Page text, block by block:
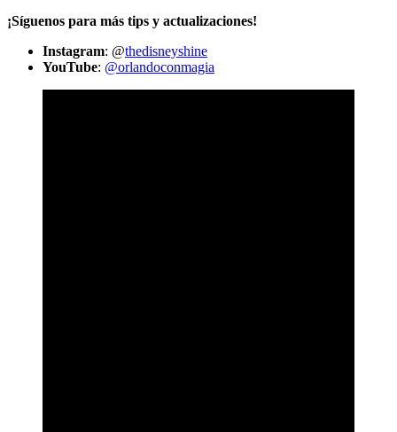
¡Síguenos para más tips y actualizaciones!
Instagram: @thedisneyshine
YouTube: @orlandoconmagia